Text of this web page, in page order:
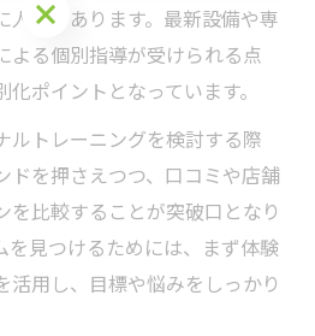
人気があります。最新設備や専
よる個別指導が受けられる点
ポイントとなっています。
ルトレーニングを検討する際
ドを押さえつつ、口コミや店舗
を比較することが突破口となり
を見つけるためには、まず体験
活用し、目標や悩みをしっかり